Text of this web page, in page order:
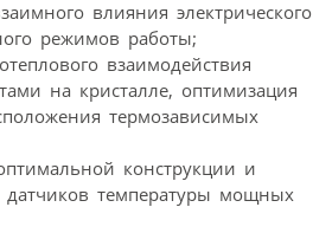
влияния электрического
режимов работы;
взаимодействия
на кристалле, оптимизация
термозависимых
конструкции и
датчиков температуры мощных